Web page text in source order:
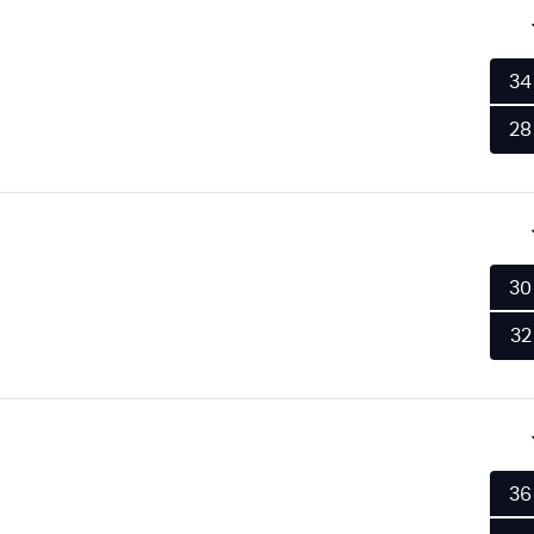
34
28
30
32
36